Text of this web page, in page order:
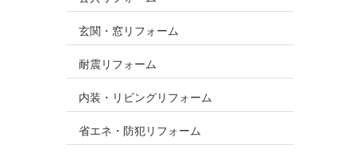
玄関・窓リフォーム
耐震リフォーム
内装・リビングリフォーム
省エネ・防犯リフォーム